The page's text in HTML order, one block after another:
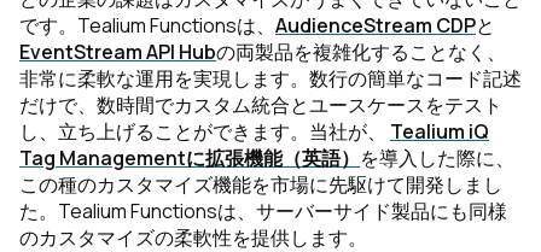
です。Tealium Functionsは、 AudienceStream CDPと
EventStream API Hubの両製品を複雑化することなく、
非常に柔軟な運用を実現します。数行の簡単なコード記述
だけで、数時間でカスタム統合とユースケースをテスト
し、立ち上げることができます。当社が、 Tealium iQ
Tag Managementに拡張機能（英語） を導入した際に、
この種のカスタマイズ機能を市場に先駆けて開発しまし
た。Tealium Functionsは、サーバーサイド製品にも同様
のカスタマイズの柔軟性を提供します。